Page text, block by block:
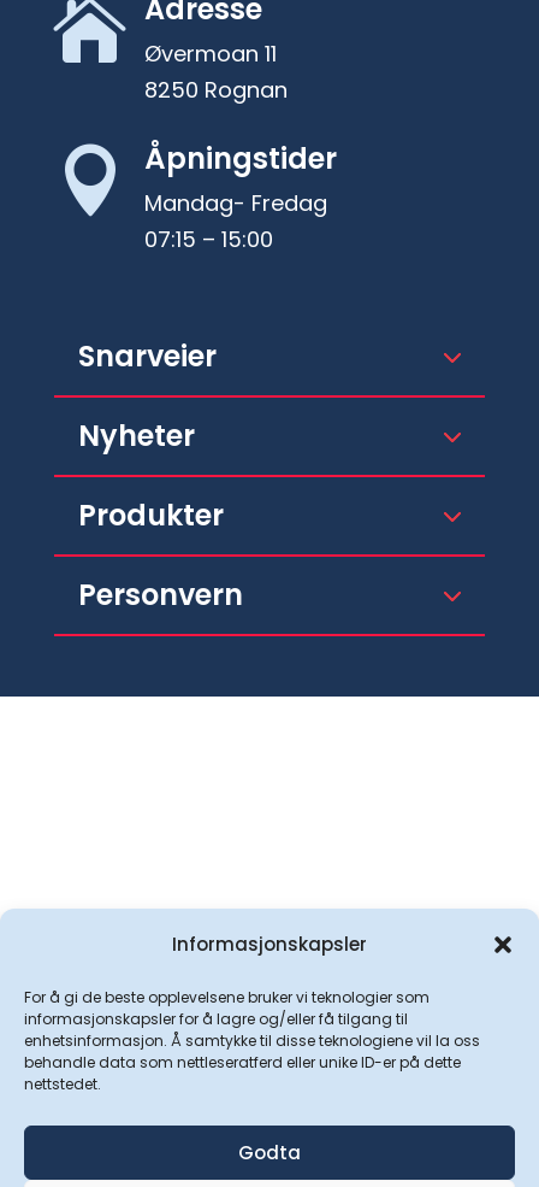
Informasjonskapsler
For å gi de beste opplevelsene bruker vi teknologier som
informasjonskapsler for å lagre og/eller få tilgang til
enhetsinformasjon. Å samtykke til disse teknologiene vil la oss
behandle data som nettleseratferd eller unike ID-er på dette
nettstedet.
Godta
 Adresse
Øvermoan 11
8250 Rognan
 Åpningstider
Mandag- Fredag
07:15 – 15:00
Snarveier
Nyheter
Produkter
Personvern